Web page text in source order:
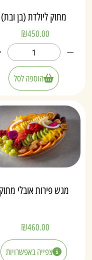
מתוק ליולדת (בן ובת)
₪450.00
הוספה לסל
מגש פירות אובלי מתוק
₪460.00
צפייה באפשרויות